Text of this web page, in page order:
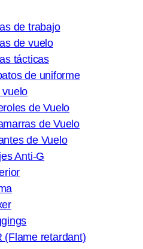
de trabajo
de vuelo
tácticas
de uniforme
vuelo
de Vuelo
de Vuelo
de Vuelo
Anti-G
(Flame retardant)